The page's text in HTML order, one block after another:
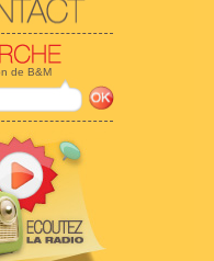
de B&M